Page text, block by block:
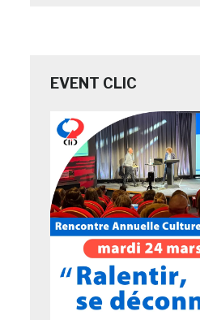
EVENT CLIC